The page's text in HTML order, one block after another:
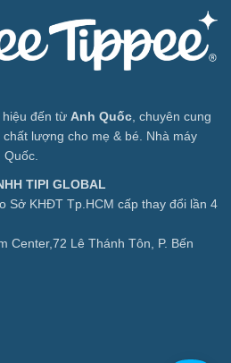
đến từ Anh Quốc, chuyên cung
lượng cho mẹ & bé. Nhà máy
Quốc.
TIPI GLOBAL
Sở KHĐT Tp.HCM cấp thay đổi lần 4
Center,72 Lê Thánh Tôn, P. Bến